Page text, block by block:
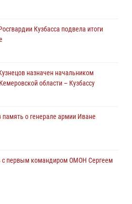
общественного порядка на
попытку проникновения на
Кузбасса подвела итоги
назначен начальником
области – Кузбассу
память о генерале армии Иване
с первым командиром ОМОН Сергеем